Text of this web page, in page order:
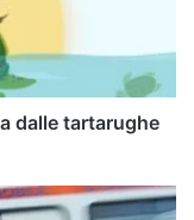
dalle tartarughe